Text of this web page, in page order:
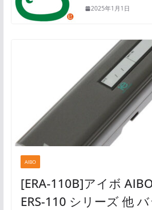
2025年1月1日
AIBO
[ERA-110B]アイボ
ERS-110 シリーズ 他